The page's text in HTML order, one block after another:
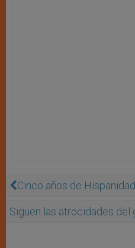
Cinco años de
Siguen las atrocidades del